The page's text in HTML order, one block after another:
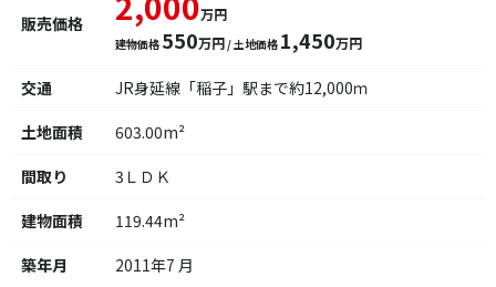
販売価格 万円
建物価格 550万円 / 土地価格 1,450万円
交通
JR身延線「稲子」駅まで約12,000ｍ
土地面積
603.00m²
間取り
3ＬＤＫ
建物面積
119.44m²
築年月
2011年7 月